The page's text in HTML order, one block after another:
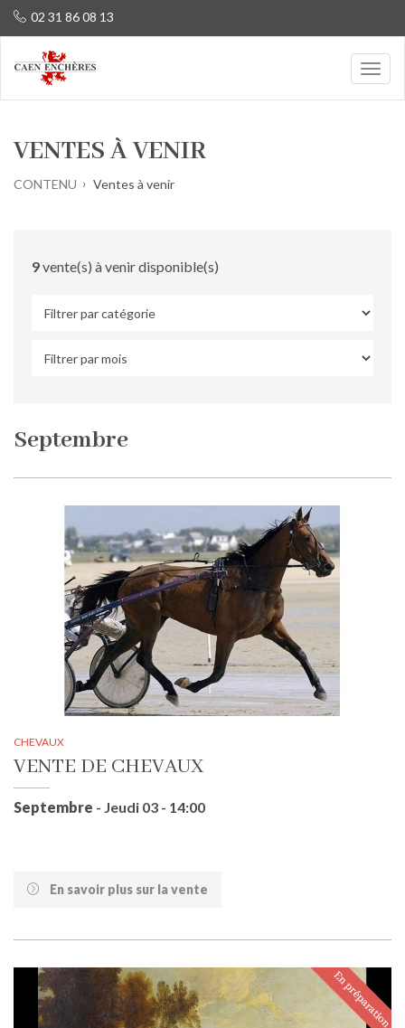
02 31 86 08 13
VENTES À VENIR
CONTENU Ventes à venir
9vente(s) à venir disponible(s)
Septembre
CHEVAUX
VENTE DE CHEVAUX
Septembre - Jeudi 03 - 14:00
En savoir plus sur la vente